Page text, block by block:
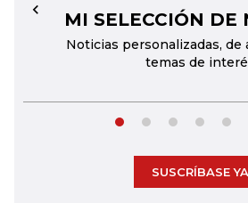
MI SELECCIÓN DE
Noticias personalizadas, de
temas de
←
SUSCRÍBASE YA